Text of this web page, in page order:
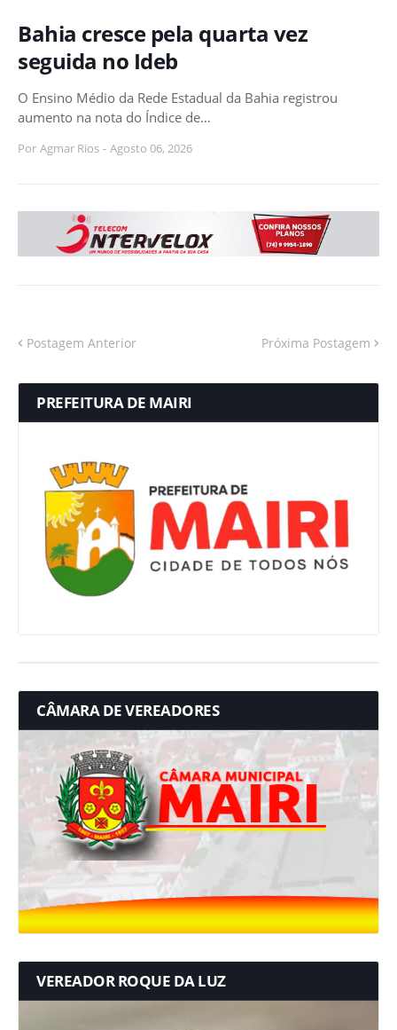
Bahia cresce pela quarta vez
seguida no Ideb
O Ensino Médio da Rede Estadual da Bahia registrou
aumento na nota do Índice de…
Por Agmar Rios - Agosto 06, 2026
Postagem Anterior Próxima Postagem
PREFEITURA DE MAIRI
CÂMARA DE VEREADORES
VEREADOR ROQUE DA LUZ